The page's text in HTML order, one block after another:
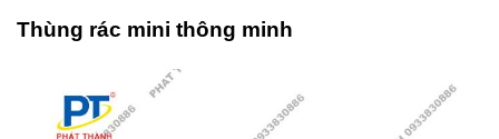
Thùng rác mini thông minh